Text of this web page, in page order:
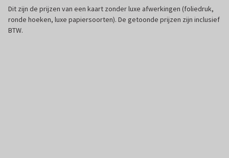
Dit zijn de prijzen van een kaart zonder luxe afwerkingen (foliedruk,
ronde hoeken, luxe papiersoorten). De getoonde prijzen zijn inclusief
BTW.